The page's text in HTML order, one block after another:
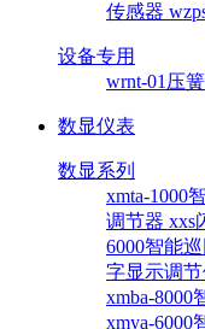
传感器
设备专用
wrnt-01压
数显仪表
数显系列
xmta-1000
调节器 xxs
6000智能
字显示调节
xmba-
xmya-6000